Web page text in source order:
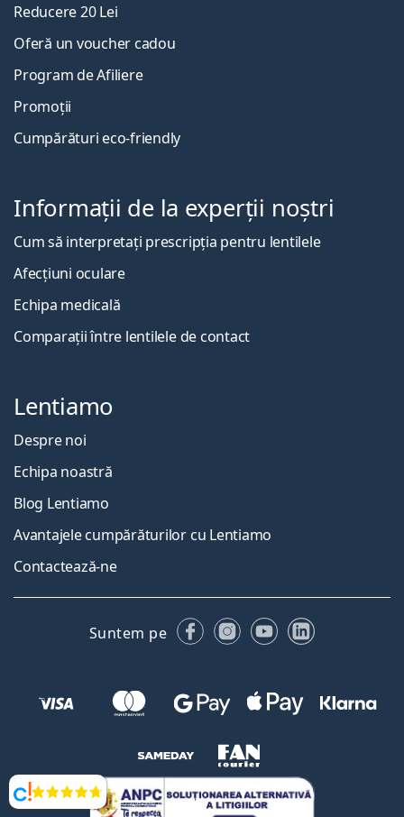
Opinii
Reducere 20 Lei
Oferă un voucher cadou
Program de Afiliere
Promoții
Cumpărături eco-friendly
Informații de la experții noștri
Cum să interpretați prescripția pentru lentilele
Afecțiuni oculare
Echipa medicală
Comparații între lentilele de contact
Lentiamo
Despre noi
Echipa noastră
Blog Lentiamo
Avantajele cumpărăturilor cu Lentiamo
Contactează-ne
Suntem pe FacebookInstagram
YouTubeLinkedIn